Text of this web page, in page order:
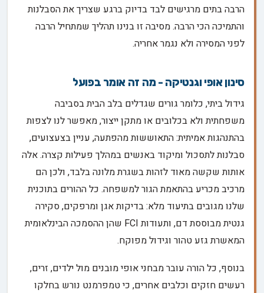
הרבה בתים מרגישים לבד בדיוק ברגע שצריך את הסבלנות
והתמיכה הכי הרבה. מסיבה זו בנינו תהליך שמתחיל הרבה
לפני המסירה ולא נגמר אחריה.
סינון אופי וגנטיקה - מה זה אומר בפועל
גידול ביתי, כלומר גורים שגדלים בלב הבית בסביבה
משפחתית ולא בכלובים או מתקן ייצור, מאפשר לנו לצפות
בהתנהגות אמיתית: התאוששות מהפתעה, עניין בצעצועים,
סבלנות לתסכול ומיקוד באנשים במהלך פעילות קצרה. אלה
אותות שקשה מאוד לזהות בשגרת מלונה בלבד, ולכן הם
מרכיב מכריע בהתאמת הגור למשפחה. כל ההורים בתוכנית
שלנו מגובים בתיעוד מלא: בדיקות אגן ומרפקים, סקירה
גנטית מבוססת דם, ותעודות FCI שהן ההסמכה הבינלאומית
המאשרת גזע טהור וגידול מפוקח.
בנוסף, כל הורה עובר מבחני אופי מובנים מול ילדים, זרים,
רעשים חזקים וכלבים אחרים, כי טמפרמנט נורש בחלקו